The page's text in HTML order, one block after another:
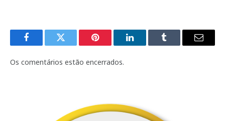
FacebookTwitter Pinterest LinkedInTumblr
E-
Os comentários estão encerrados.